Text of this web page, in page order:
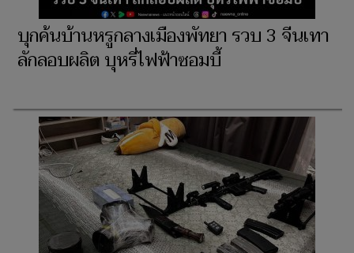
บุกค้นบ้านหรูกลางเมืองพัทยา รวบ 3 จีนเทา
ลักลอบผลิต บุหรี่ไฟฟ้าซอมบี้